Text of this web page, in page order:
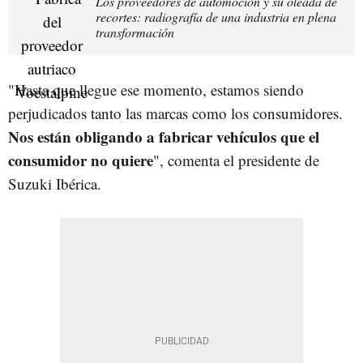
recortes: radiografía de una industria en plena
transformación
"Hasta que llegue ese momento, estamos siendo
perjudicados tanto las marcas como los consumidores.
Nos están obligando a fabricar vehículos que el
consumidor no quiere", comenta el presidente de
Suzuki Ibérica.